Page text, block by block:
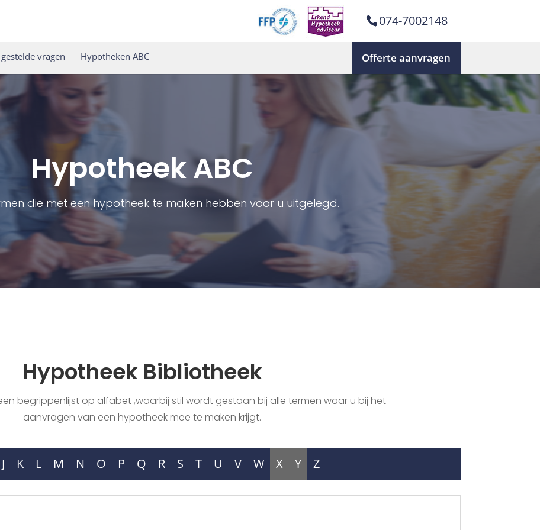
074-7002148
vragen Hypotheken ABC Offerte aanvragen
Hypotheek ABC
die met een hypotheek te maken hebben voor u uitgelegd.
Hypotheek Bibliotheek
begrippenlijst op alfabet ,waarbij stil wordt gestaan bij alle termen waar u bij het
aanvragen van een hypotheek mee te maken krijgt.
J K L M N O P Q R S T U V W X Y Z